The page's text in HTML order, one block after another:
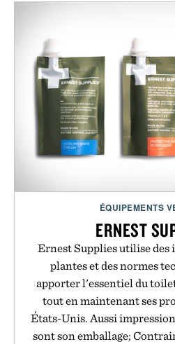
ÉQUIPEMENTS
ERNEST
Ernest Supplies utilise des
plantes et des normes
apporter l'essentiel du
tout en maintenant ses
États-Unis. Aussi
sont son emballage;